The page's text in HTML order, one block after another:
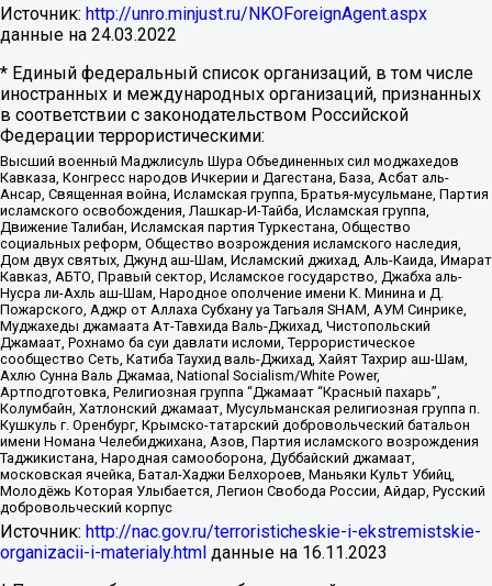
Источник: http://unro.minjust.ru/NKOForeignAgent.aspx
данные на 24.03.2022
* Единый федеральный список организаций, в том числе
иностранных и международных организаций, признанных
в соответствии с законодательством Российской
Федерации террористическими:
Высший военный Маджлисуль Шура Объединенных сил моджахедов
Кавказа, Конгресс народов Ичкерии и Дагестана, База, Асбат аль-
Ансар, Священная война, Исламская группа, Братья-мусульмане, Партия
исламского освобождения, Лашкар-И-Тайба, Исламская группа,
Движение Талибан, Исламская партия Туркестана, Общество
социальных реформ, Общество возрождения исламского наследия,
Дом двух святых, Джунд аш-Шам, Исламский джихад, Аль-Каида, Имарат
Кавказ, АБТО, Правый сектор, Исламское государство, Джабха аль-
Нусра ли-Ахль аш-Шам, Народное ополчение имени К. Минина и Д.
Пожарского, Аджр от Аллаха Субхану уа Тагьаля SHAM, АУМ Синрике,
Муджахеды джамаата Ат-Тавхида Валь-Джихад, Чистопольский
Джамаат, Рохнамо ба суи давлати исломи, Террористическое
сообщество Сеть, Катиба Таухид валь-Джихад, Хайят Тахрир аш-Шам,
Ахлю Сунна Валь Джамаа, National Socialism/White Power,
Артподготовка, Религиозная группа “Джамаат “Красный пахарь”,
Колумбайн, Хатлонский джамаат, Мусульманская религиозная группа п.
Кушкуль г. Оренбург, Крымско-татарский добровольческий батальон
имени Номана Челебиджихана, Азов, Партия исламского возрождения
Таджикистана, Народная самооборона, Дуббайский джамаат,
московская ячейка, Батал-Хаджи Белхороев, Маньяки Культ Убийц,
Молодёжь Которая Улыбается, Легион Свобода России, Айдар, Русский
добровольческий корпус
Источник: http://nac.gov.ru/terroristicheskie-i-ekstremistskie-
organizacii-i-materialy.html данные на 16.11.2023